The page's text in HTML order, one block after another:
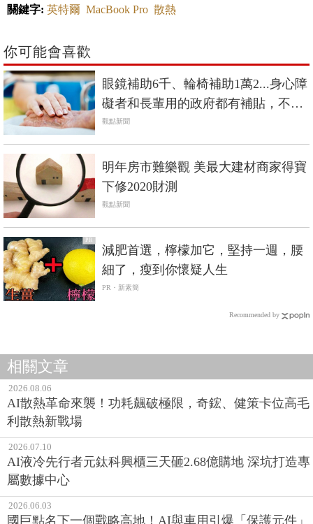
關鍵字: 英特爾 MacBook Pro 散熱
你可能會喜歡
眼鏡補助6千、輪椅補助1萬2...身心障
礙者和長輩用的政府都有補貼，不是
低收入戶也能辦
觀點新聞
明年房市難樂觀 美最大建材商家得寶
下修2020財測
觀點新聞
PR
減肥首選，檸檬加它，堅持一週，腰
細了，瘦到你懷疑人生
PR・新素簡
Recommended by
相關文章
2026.08.06
AI散熱革命來襲！功耗飆破極限，奇鋐、健策卡位高毛
利散熱新戰場
2026.07.10
AI液冷先行者元鈦科興櫃三天砸2.68億購地 深坑打造專
屬數據中心
2026.06.03
國巨點名下一個戰略高地！AI與車用引爆「保護元件」